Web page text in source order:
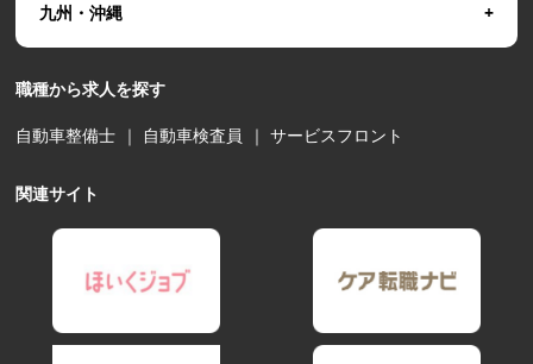
九州・沖縄
職種から求人を探す
自動車整備士 ｜ 自動車検査員 ｜サービスフロント
関連サイト